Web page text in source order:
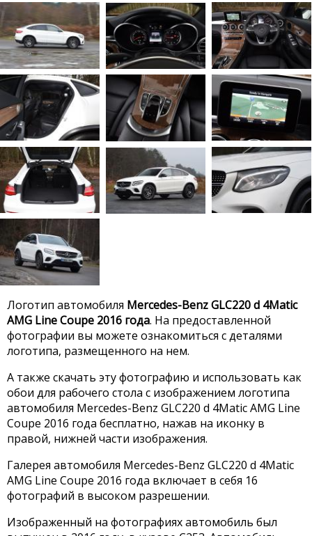
Логотип автомобиля Mercedes-Benz GLC220 d 4Matic
AMG Line Coupe 2016 года. На предоставленной
фотографии вы можете ознакомиться с деталями
логотипа, размещенного на нем.
А также скачать эту фотографию и использовать как
обои для рабочего стола с изображением логотипа
автомобиля Mercedes-Benz GLC220 d 4Matic AMG Line
Coupe 2016 года бесплатно, нажав на иконку в
правой, нижней части изображения.
Галерея автомобиля Mercedes-Benz GLC220 d 4Matic
AMG Line Coupe 2016 года включает в себя 16
фотографий в высоком разрешении.
Изображенный на фотографиях автомобиль был